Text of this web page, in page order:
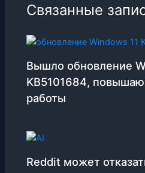
Связанные
Вышло обновление
KB5101684,
работы
Reddit может